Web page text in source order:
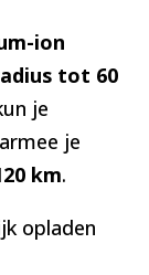
ion
tot 60
je
je
km.
opladen